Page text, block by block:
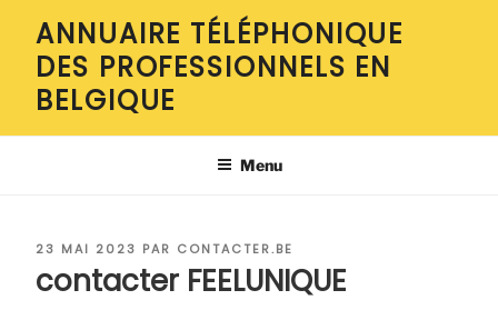
contenu
principal
ANNUAIRE TÉLÉPHONIQUE
DES PROFESSIONNELS EN
BELGIQUE
Menu
PUBLIÉ
23 MAI 2023 PAR CONTACTER.BE
contacter FEELUNIQUE